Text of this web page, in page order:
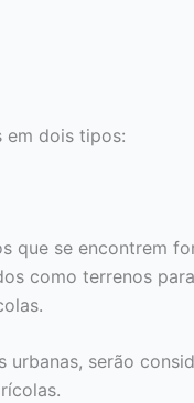
em dois tipos:
que se encontrem
como terrenos
urbanas, serão